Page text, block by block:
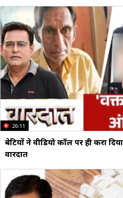
26:11
बेटियों ने वीडियो कॉल पर ही करा
वारदात